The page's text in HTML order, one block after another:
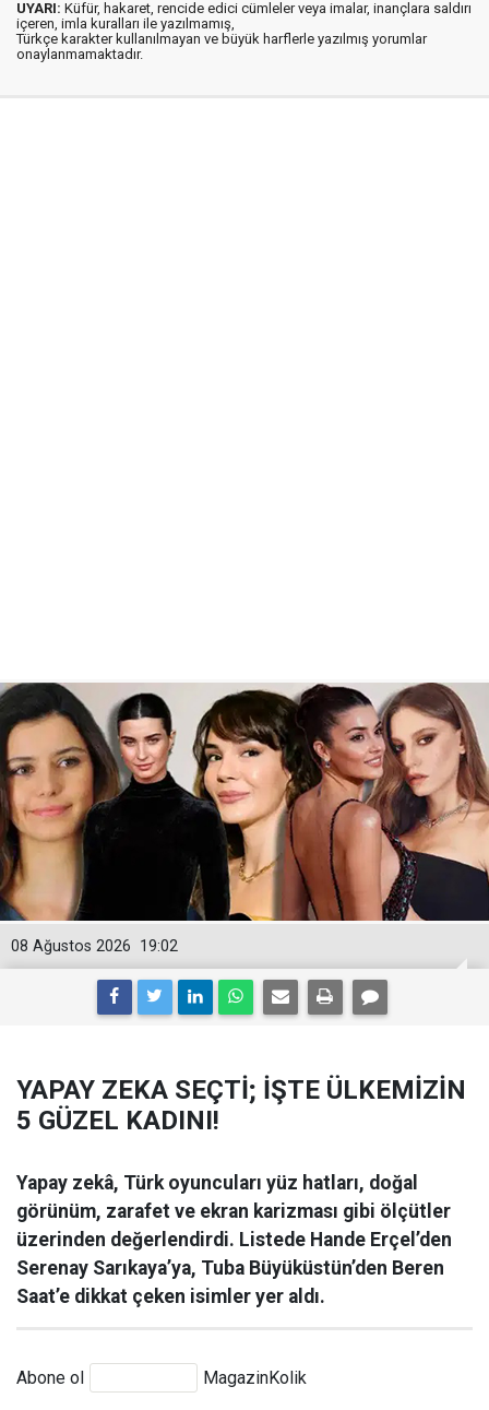
UYARI: Küfür, hakaret, rencide edici cümleler veya imalar, inançlara saldırı
içeren, imla kuralları ile yazılmamış,
Türkçe karakter kullanılmayan ve büyük harflerle yazılmış yorumlar
onaylanmamaktadır.
19:02
08 Ağustos 2026
YAPAY ZEKA SEÇTİ; İŞTE ÜLKEMİZİN
5 GÜZEL KADINI!
Yapay zekâ, Türk oyuncuları yüz hatları, doğal
görünüm, zarafet ve ekran karizması gibi ölçütler
üzerinden değerlendirdi. Listede Hande Erçel’den
Serenay Sarıkaya’ya, Tuba Büyüküstün’den Beren
Saat’e dikkat çeken isimler yer aldı.
Abone ol MagazinKolik